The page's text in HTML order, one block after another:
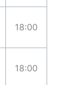
18:00
18:00